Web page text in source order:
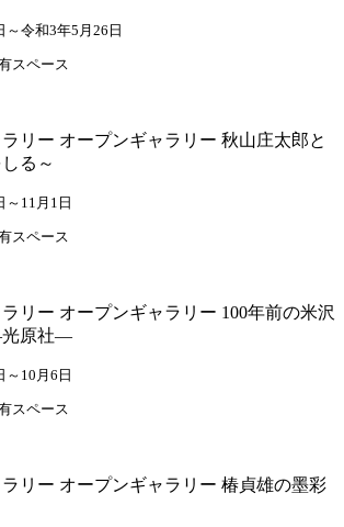
～令和3年5月26日
スペース
リー オープンギャラリー 秋山庄太郎と
る～
～11月1日
スペース
リー オープンギャラリー 100年前の米沢
光原社―
～10月6日
スペース
リー オープンギャラリー 椿貞雄の墨彩